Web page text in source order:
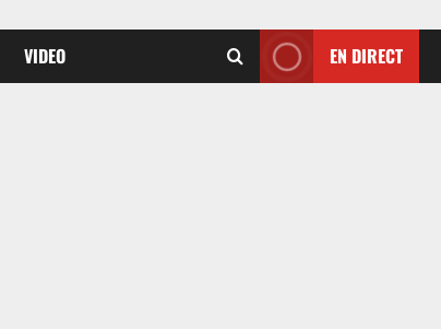
VIDEO EN DIRECT